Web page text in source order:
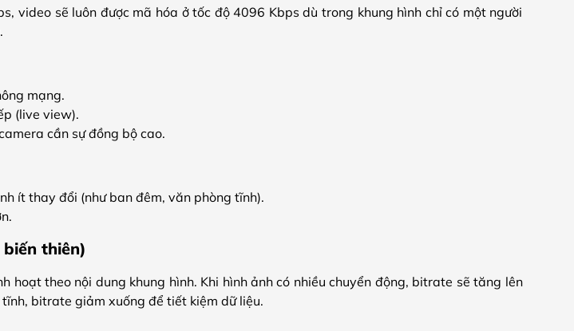
video sẽ luôn được mã hóa ở tốc độ 4096 Kbps dù trong khung hình chỉ có một người
mạng.
(live view).
cần sự đồng bộ cao.
ít thay đổi (như ban đêm, văn phòng tĩnh).
thiên)
hoạt theo nội dung khung hình. Khi hình ảnh có nhiều chuyển động, bitrate sẽ tăng lên
bitrate giảm xuống để tiết kiệm dữ liệu.